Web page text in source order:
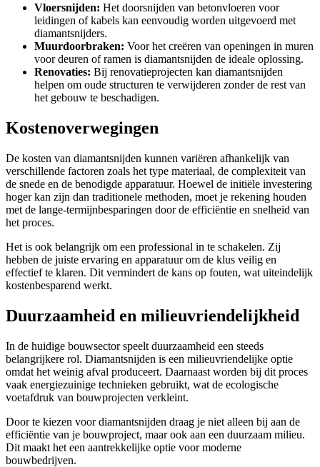
Vloersnijden: Het doorsnijden van betonvloeren voor
leidingen of kabels kan eenvoudig worden uitgevoerd met
diamantsnijders.
Muurdoorbraken: Voor het creëren van openingen in muren
voor deuren of ramen is diamantsnijden de ideale oplossing.
Renovaties: Bij renovatieprojecten kan diamantsnijden
helpen om oude structuren te verwijderen zonder de rest van
het gebouw te beschadigen.
Kostenoverwegingen
De kosten van diamantsnijden kunnen variëren afhankelijk van
verschillende factoren zoals het type materiaal, de complexiteit van
de snede en de benodigde apparatuur. Hoewel de initiële investering
hoger kan zijn dan traditionele methoden, moet je rekening houden
met de lange-termijnbesparingen door de efficiëntie en snelheid van
het proces.
Het is ook belangrijk om een professional in te schakelen. Zij
hebben de juiste ervaring en apparatuur om de klus veilig en
effectief te klaren. Dit vermindert de kans op fouten, wat uiteindelijk
kostenbesparend werkt.
Duurzaamheid en milieuvriendelijkheid
In de huidige bouwsector speelt duurzaamheid een steeds
belangrijkere rol. Diamantsnijden is een milieuvriendelijke optie
omdat het weinig afval produceert. Daarnaast worden bij dit proces
vaak energiezuinige technieken gebruikt, wat de ecologische
voetafdruk van bouwprojecten verkleint.
Door te kiezen voor diamantsnijden draag je niet alleen bij aan de
efficiëntie van je bouwproject, maar ook aan een duurzaam milieu.
Dit maakt het een aantrekkelijke optie voor moderne
bouwbedrijven.